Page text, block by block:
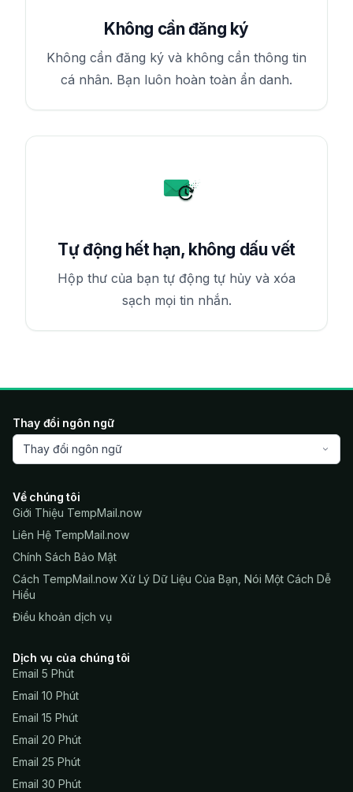
Không cần đăng ký
Không cần đăng ký và không cần thông tin
cá nhân. Bạn luôn hoàn toàn ẩn danh.
Tự động hết hạn, không dấu vết
Hộp thư của bạn tự động tự hủy và xóa
sạch mọi tin nhắn.
Thay đổi ngôn ngữ
Thay đổi ngôn ngữ
Về chúng tôi
Giới Thiệu TempMail.now
Liên Hệ TempMail.now
Chính Sách Bảo Mật
Cách TempMail.now Xử Lý Dữ Liệu Của Bạn, Nói Một Cách Dễ
Hiểu
Điều khoản dịch vụ
Dịch vụ của chúng tôi
Email 5 Phút
Email 10 Phút
Email 15 Phút
Email 20 Phút
Email 25 Phút
Email 30 Phút